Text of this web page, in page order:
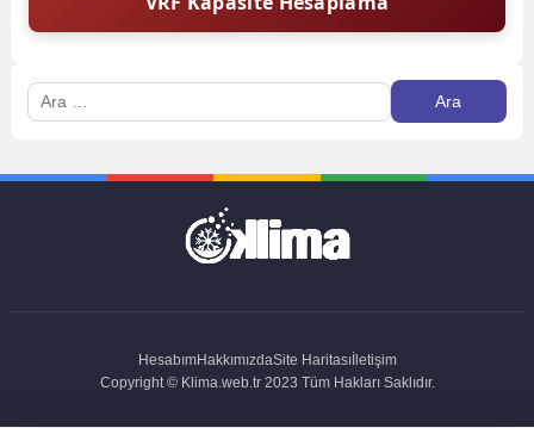
Arama:
HesabımHakkımızdaSite Haritasıİletişim
Copyright © Klima.web.tr 2023 Tüm Hakları Saklıdır.